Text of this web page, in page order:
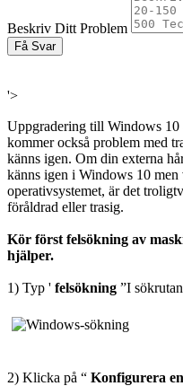
Beskriv Ditt Problem
Få Svar
'>
Uppgradering till Windows 10
kommer också problem med
känns igen. Om din externa
känns igen i Windows 10
operativsystemet, är det
föråldrad eller trasig.
Kör först felsökning av
hjälper.
1) Typ ' felsökning ”I
2) Klicka på “ Konfigurera